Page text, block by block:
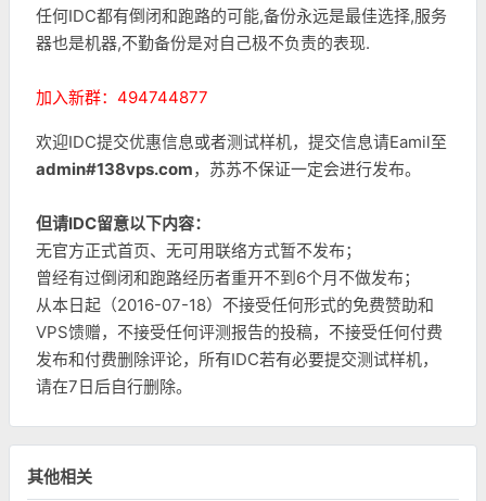
任何IDC都有倒闭和跑路的可能,备份永远是最佳选择,服务
器也是机器,不勤备份是对自己极不负责的表现.
加入新群：494744877
欢迎IDC提交优惠信息或者测试样机，提交信息请Eamil至
admin#138vps.com，苏苏不保证一定会进行发布。
但请IDC留意以下内容：
无官方正式首页、无可用联络方式暂不发布；
曾经有过倒闭和跑路经历者重开不到6个月不做发布；
从本日起（2016-07-18）不接受任何形式的免费赞助和
VPS馈赠，不接受任何评测报告的投稿，不接受任何付费
发布和付费删除评论，所有IDC若有必要提交测试样机，
请在7日后自行删除。
其他相关